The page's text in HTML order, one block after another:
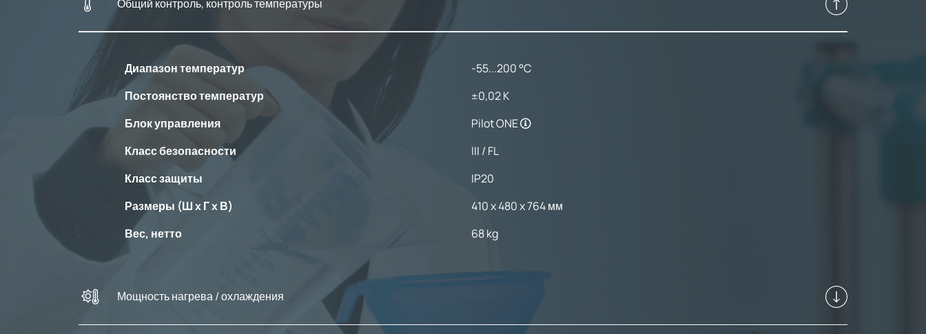
Общий контроль, контроль температуры
Диапазон температур
-55...200 °C
Постоянство температур
±0,02 K
Блок управления
Pilot ONE
Класс безопасности
III / FL
Класс защиты
IP20
Размеры (Ш x Г x В)
410 x 480 x 764 мм
Вес, нетто
68 kg
Мощность нагрева / охлаждения